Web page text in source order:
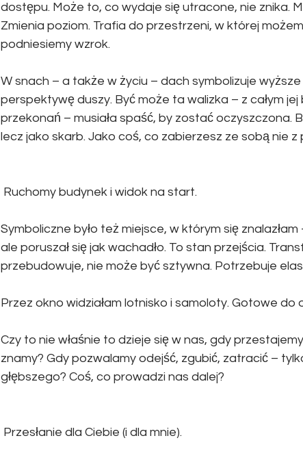
dostępu. Może to, co wydaje się utracone, nie znika.
Zmienia poziom. Trafia do przestrzeni, w której
podniesiemy wzrok.
W snach – a także w życiu – dach symbolizuje
perspektywę duszy. Być może ta walizka – z całym
przekonań – musiała spaść, by zostać oczyszczona.
lecz jako skarb. Jako coś, co zabierzesz ze sobą nie z
Ruchomy budynek i widok na start.
Symboliczne było też miejsce, w którym się
ale poruszał się jak wachadło. To stan przejścia.
przebudowuje, nie może być sztywna. Potrzebuje
Przez okno widziałam lotnisko i samoloty. Gotowe
Czy to nie właśnie to dzieje się w nas, gdy
znamy? Gdy pozwalamy odejść, zgubić, zatracić –
głębszego? Coś, co prowadzi nas dalej?
Przesłanie dla Ciebie (i dla mnie).